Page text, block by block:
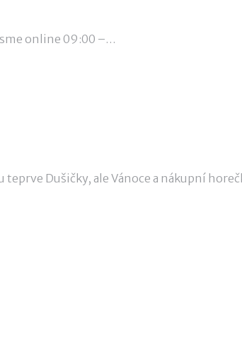
jsme online 09:00 –…
Dušičky, ale Vánoce a nákupní